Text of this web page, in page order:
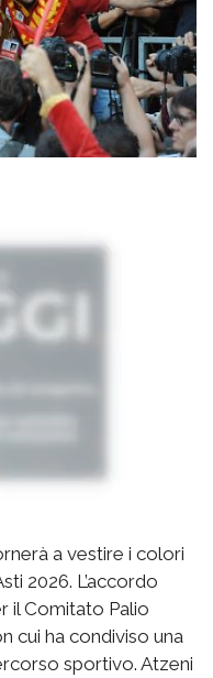
a vestire i colori
2026. L’accordo
il Comitato Palio
cui ha condiviso una
sportivo. Atzeni